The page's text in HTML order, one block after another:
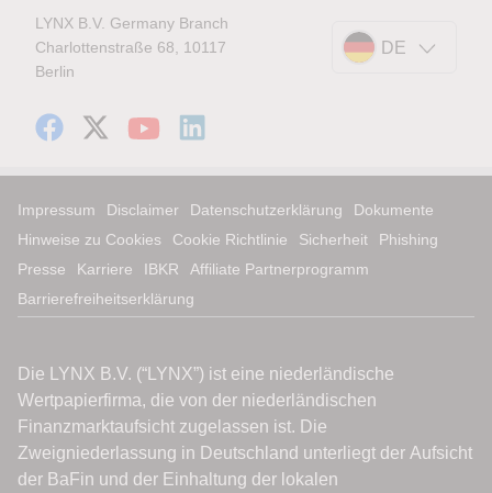
LYNX B.V. Germany Branch
Charlottenstraße 68, 10117
Berlin
DE
Impressum Disclaimer Datenschutzerklärung
Dokumente
Hinweise zu Cookies
Cookie Richtlinie Sicherheit
Phishing
Presse
Karriere IBKR
Affiliate Partnerprogramm
Barrierefreiheitserklärung